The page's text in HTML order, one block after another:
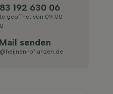
192 630 06
geöffnet von 09:00 -
senden
pflanzen.de